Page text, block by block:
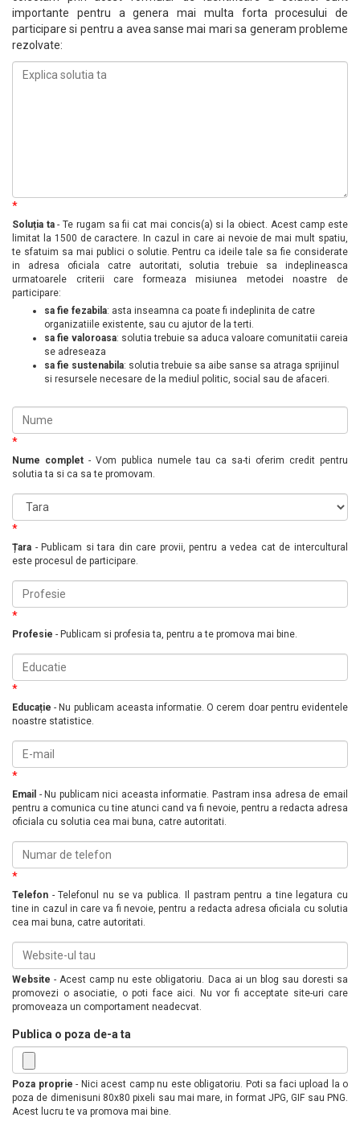
importante pentru a genera mai multa forta procesului de
participare si pentru a avea sanse mai mari sa generam probleme
rezolvate:
*
Soluția ta- Te rugam sa fii cat mai concis(a) si la obiect. Acest camp este
limitat la 1500 de caractere. In cazul in care ai nevoie de mai mult spatiu,
te sfatuim sa mai publici o solutie. Pentru ca ideile tale sa fie considerate
in adresa oficiala catre autoritati, solutia trebuie sa indeplineasca
urmatoarele criterii care formeaza misiunea metodei noastre de
participare:
sa fie fezabila: asta inseamna ca poate fi indeplinita de catre
organizatiile existente, sau cu ajutor de la terti.
sa fie valoroasa: solutia trebuie sa aduca valoare comunitatii careia
se adreseaza
sa fie sustenabila: solutia trebuie sa aibe sanse sa atraga sprijinul
si resursele necesare de la mediul politic, social sau de afaceri.
*
Nume complet - Vom publica numele tau ca sa-ti oferim credit pentru
solutia ta si ca sa te promovam.
*
Țara - Publicam si tara din care provii, pentru a vedea cat de intercultural
este procesul de participare.
*
Profesie - Publicam si profesia ta, pentru a te promova mai bine.
*
Educație - Nu publicam aceasta informatie. O cerem doar pentru evidentele
noastre statistice.
*
Email - Nu publicam nici aceasta informatie. Pastram insa adresa de email
pentru a comunica cu tine atunci cand va fi nevoie, pentru a redacta adresa
oficiala cu solutia cea mai buna, catre autoritati.
*
Telefon - Telefonul nu se va publica. Il pastram pentru a tine legatura cu
tine in cazul in care va fi nevoie, pentru a redacta adresa oficiala cu solutia
cea mai buna, catre autoritati.
Website - Acest camp nu este obligatoriu. Daca ai un blog sau doresti sa
promovezi o asociatie, o poti face aici. Nu vor fi acceptate site-uri care
promoveaza un comportament neadecvat.
Publica o poza de-a ta
Poza proprie - Nici acest camp nu este obligatoriu. Poti sa faci upload la o
poza de dimenisuni 80x80 pixeli sau mai mare, in format JPG, GIF sau PNG.
Acest lucru te va promova mai bine.